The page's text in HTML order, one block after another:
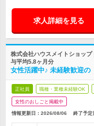
求人詳細を見る
株式会社ハウスメイトショッ
与平均5.8ヶ月分
女性活躍中♪ 未経験歓迎
正社員 職種・業種未経験OK
女性のおしごと掲載中
情報更新日：2026/08/06 終了予定